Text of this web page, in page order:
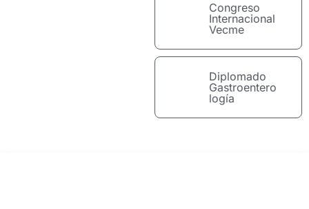
Congreso
Internacional
Vecme
Diplomado
Gastroentero
logía